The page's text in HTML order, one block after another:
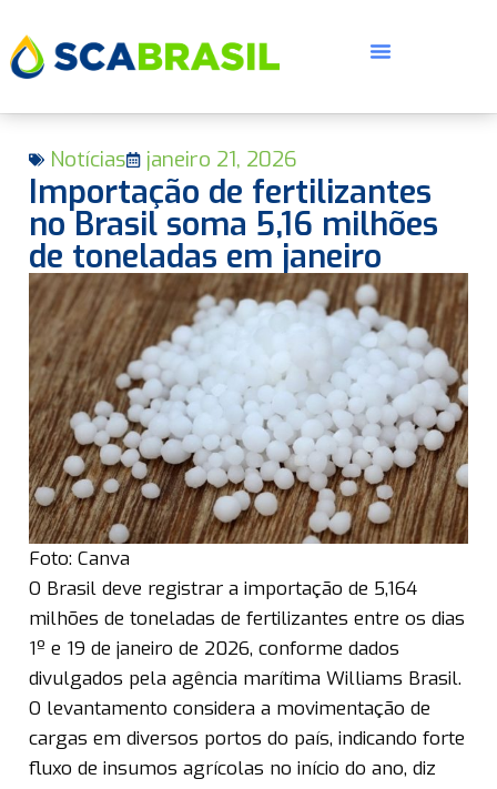
Notícias janeiro 21, 2026
Importação de fertilizantes
no Brasil soma 5,16 milhões
de toneladas em janeiro
Foto: Canva
O Brasil deve registrar a importação de 5,164
milhões de toneladas de fertilizantes entre os dias
1º e 19 de janeiro de 2026, conforme dados
divulgados pela agência marítima Williams Brasil.
O levantamento considera a movimentação de
cargas em diversos portos do país, indicando forte
fluxo de insumos agrícolas no início do ano, diz